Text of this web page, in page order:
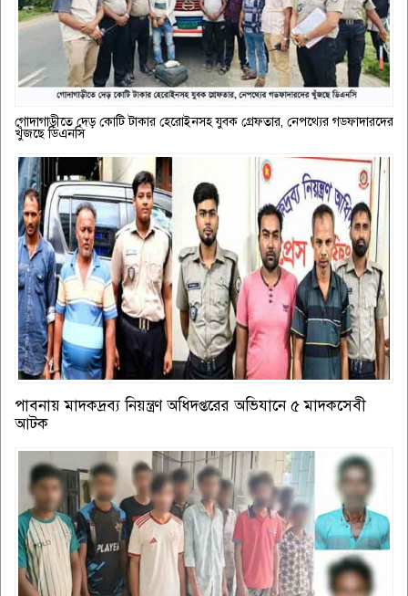
গোদাগাড়ীতে দেড় কোটি টাকার হেরোইনসহ যুবক গ্রেফতার, নেপথ্যের গডফাদারদের
খুঁজছে ডিএনসি
পাবনায় মাদকদ্রব্য নিয়ন্ত্রণ অধিদপ্তরের অভিযানে ৫ মাদকসেবী
আটক